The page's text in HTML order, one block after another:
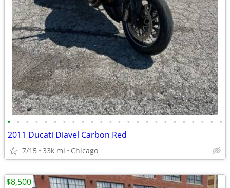
• • • • • • • • • • • • • • • • • • • • • • • •
2011 Ducati Diavel Carbon Red
7/15 33k mi Chicago
$8,500